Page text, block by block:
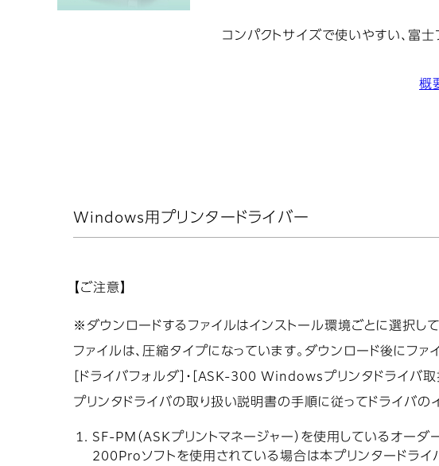
コンパクトサイズで使いやすい、富
概
Windows用プリンタードライバー
【ご注意】
※ダウンロードするファイルはインストール環境ごとに選択して
ファイルは、圧縮タイプになっています。ダウンロード後にフ
［ドライバフォルダ］・［ASK-300 Windowsプリンタドライバ
プリンタドライバの取り扱い説明書の手順に従ってドライバの
SF-PM（ASKプリントマネージャー）を使用しているオーダ
200Proソフトを使用されている場合は本プリンタードライ